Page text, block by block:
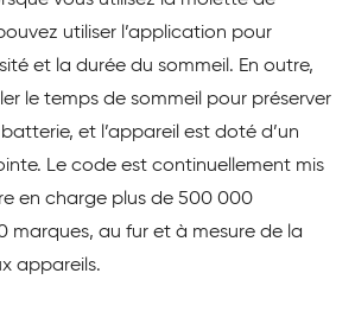
utiliser l’application pour
et la durée du sommeil. En outre,
le temps de sommeil pour préserver
et l’appareil est doté d’un
Le code est continuellement mis
en charge plus de 500 000
marques, au fur et à mesure de la
appareils.